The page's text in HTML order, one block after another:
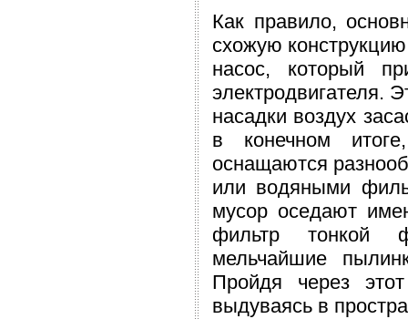
Как правило,
схожую
насос, который
электродвигателя.
насадки воздух
в конечном
оснащаются
или водяными
мусор оседают
фильтр тонкой
мельчайшие
Пройдя через
выдуваясь в